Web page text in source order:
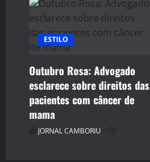
ESTILO
Outubro Rosa: Advogado
esclarece sobre direitos das
pacientes com câncer de
mama
JORNAL CAMBORIU